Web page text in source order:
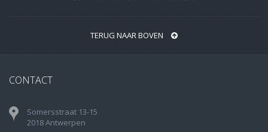
TERUG NAAR BOVEN
CONTACT
Somersstraat 13-15
2018 Antwerpen